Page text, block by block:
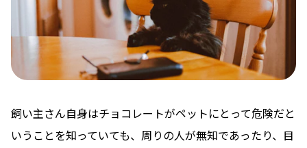
飼い主さん自身はチョコレートがペットにとって危険だと
いうことを知っていても、周りの人が無知であったり、目